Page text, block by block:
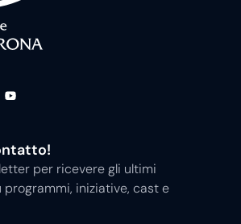
per ricevere gli ultimi
iniziative, cast e